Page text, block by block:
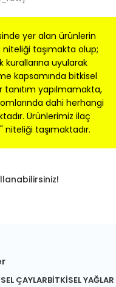
yer alan ürünlerin
taşımakta olup;
uyularak
kapsamında bitkisel
yapılmamakta,
dahi herhangi
Ürünlerimiz ilaç
taşımaktadır.
ÇAYLARBITKISEL YAĞLAR